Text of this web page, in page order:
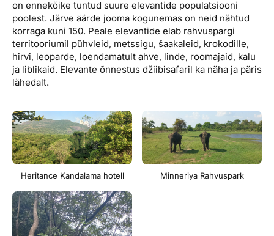
on ennekõike tuntud suure elevantide populatsiooni
poolest. Järve äärde jooma kogunemas on neid nähtud
korraga kuni 150. Peale elevantide elab rahvuspargi
territooriumil pühvleid, metssigu, šaakaleid, krokodille,
hirvi, leoparde, loendamatult ahve, linde, roomajaid, kalu
ja liblikaid. Elevante õnnestus džiibisafaril ka näha ja päris
lähedalt.
Heritance Kandalama hotell Minneriya Rahvuspark